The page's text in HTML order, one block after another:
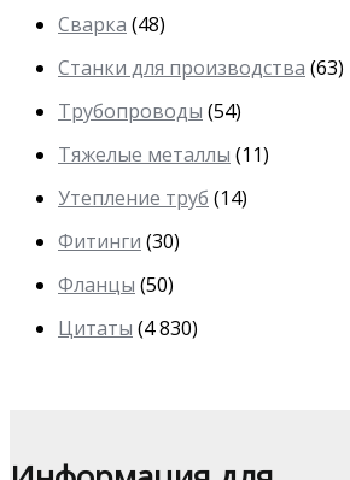
Сварка (48)
Станки для производства (63)
Трубопроводы (54)
Тяжелые металлы (11)
Утепление труб (14)
Фитинги (30)
Фланцы (50)
Цитаты (4 830)